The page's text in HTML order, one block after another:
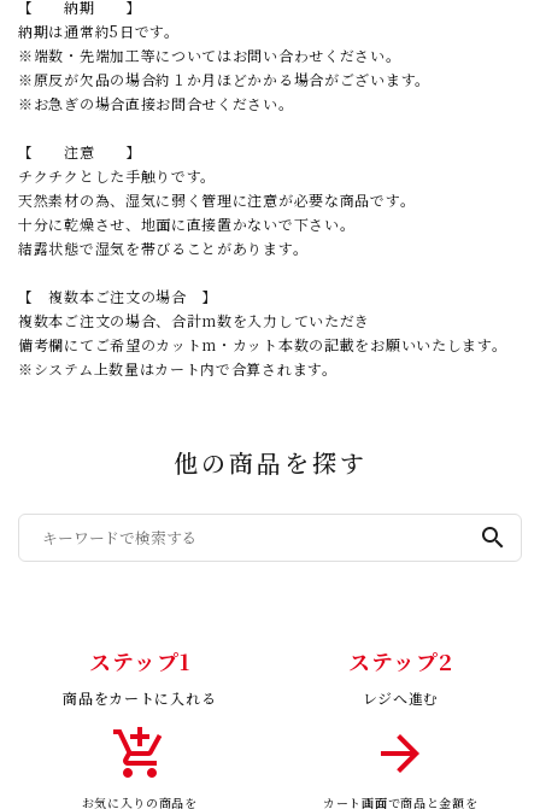
【 納期 】
納期は通常約5日です。
※端数・先端加工等についてはお問い合わせください。
※原反が欠品の場合約１か月ほどかかる場合がございます。
※お急ぎの場合直接お問合せください。
【 注意 】
チクチクとした手触りです。
天然素材の為、湿気に弱く管理に注意が必要な商品です。
十分に乾燥させ、地面に直接置かないで下さい。
結露状態で湿気を帯びることがあります。
【 複数本ご注文の場合 】
複数本ご注文の場合、合計m数を入力していただき
備考欄にてご希望のカットm・カット本数の記載をお願いいたします。
※システム上数量はカート内で合算されます。
他の商品を探す
search
ステップ1
商品をカートに入れる
add_shopping_cart
お気に入りの商品を
ステップ2
レジへ進む
arrow_forward
カート画面で商品と金額を